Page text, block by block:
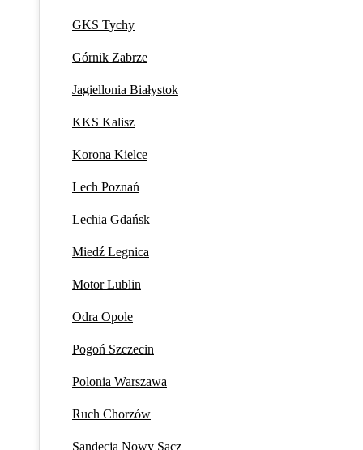
GKS Tychy
Górnik Zabrze
Jagiellonia Białystok
KKS Kalisz
Korona Kielce
Lech Poznań
Lechia Gdańsk
Miedź Legnica
Motor Lublin
Odra Opole
Pogoń Szczecin
Polonia Warszawa
Ruch Chorzów
Sandecja Nowy Sącz